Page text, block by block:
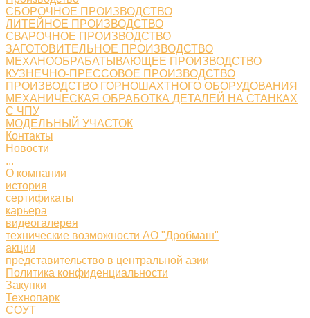
СБОРОЧНОЕ ПРОИЗВОДСТВО
ЛИТЕЙНОЕ ПРОИЗВОДСТВО
СВАРОЧНОЕ ПРОИЗВОДСТВО
ЗАГОТОВИТЕЛЬНОЕ ПРОИЗВОДСТВО
МЕХАНООБРАБАТЫВАЮЩЕЕ ПРОИЗВОДСТВО
КУЗНЕЧНО-ПРЕССОВОЕ ПРОИЗВОДСТВО
ПРОИЗВОДСТВО ГОРНОШАХТНОГО ОБОРУДОВАНИЯ
МЕХАНИЧЕСКАЯ ОБРАБОТКА ДЕТАЛЕЙ НА СТАНКАХ
С ЧПУ
МОДЕЛЬНЫЙ УЧАСТОК
Контакты
Новости
...
О компании
история
сертификаты
карьера
видеогалерея
технические возможности АО "Дробмаш"
акции
представительство в центральной азии
Политика конфиденциальности
Закупки
Технопарк
СОУТ